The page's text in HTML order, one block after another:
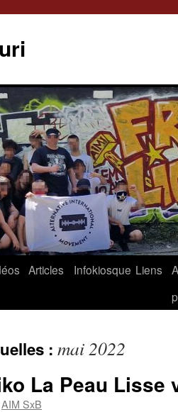
Articles Infokiosque Liens
A
: mai 2022
La Peau Lisse
AIM SxB